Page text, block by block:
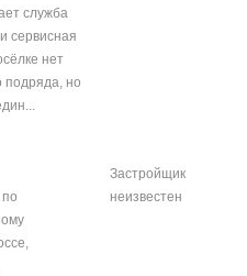
служба
сервисная
нет
подряда, но
Застройщик
неизвестен